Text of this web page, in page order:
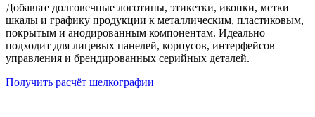
Добавьте долговечные логотипы, этикетки, иконки, метки
шкалы и графику продукции к металлическим, пластиковым,
покрытым и анодированным компонентам. Идеально
подходит для лицевых панелей, корпусов, интерфейсов
управления и брендированных серийных деталей.
Получить расчёт шелкографии